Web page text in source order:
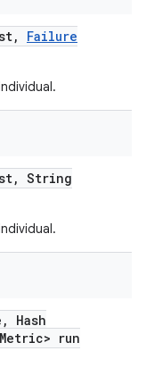
,
Failure
, String
,
Hash
Metric> run